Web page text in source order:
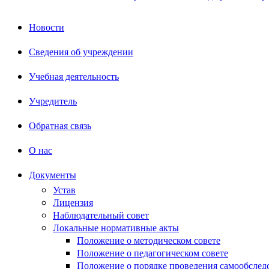
Новости
Сведения об учреждении
Учебная деятельность
Учредитель
Обратная связь
О нас
Документы
Устав
Лицензия
Наблюдательный совет
Локальные нормативные акты
Положение о методическом совете
Положение о педагогическом совете
Положение о порядке проведения